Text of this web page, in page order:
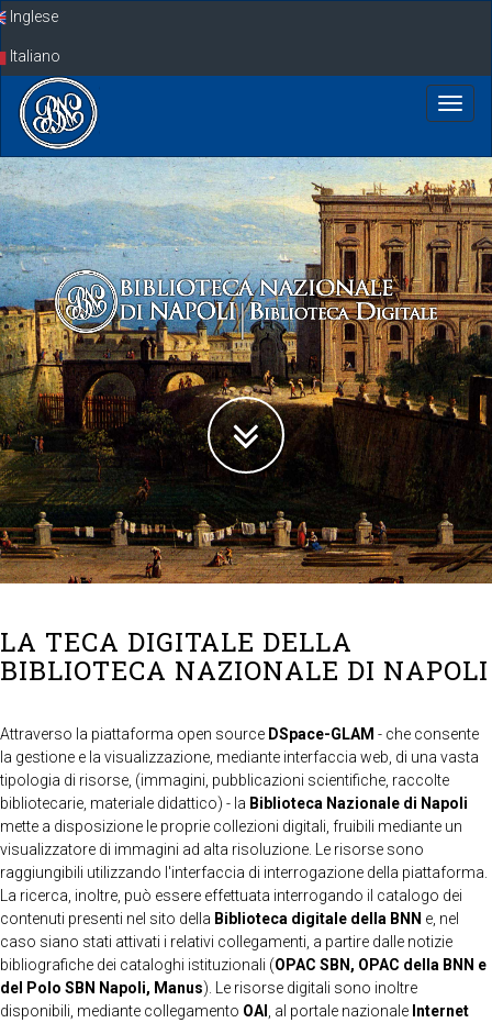
SkipInglese
Italiano
LA TECA DIGITALE DELLA
BIBLIOTECA NAZIONALE DI NAPOLI
Attraverso la piattaforma open source DSpace-GLAM - che consente
la gestione e la visualizzazione, mediante interfaccia web, di una vasta
tipologia di risorse, (immagini, pubblicazioni scientifiche, raccolte
bibliotecarie, materiale didattico) - la Biblioteca Nazionale di Napoli
mette a disposizione le proprie collezioni digitali, fruibili mediante un
visualizzatore di immagini ad alta risoluzione. Le risorse sono
raggiungibili utilizzando l'interfaccia di interrogazione della piattaforma.
La ricerca, inoltre, può essere effettuata interrogando il catalogo dei
contenuti presenti nel sito della Biblioteca digitale della BNN e, nel
caso siano stati attivati i relativi collegamenti, a partire dalle notizie
bibliografiche dei cataloghi istituzionali (OPAC SBN, OPAC della BNN e
del Polo SBN Napoli, Manus). Le risorse digitali sono inoltre
disponibili, mediante collegamento OAI , al portale nazionale Internet